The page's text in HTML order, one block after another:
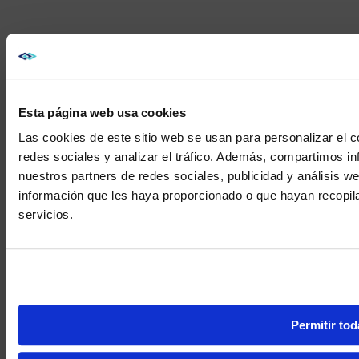
Esta página web usa cookies
Las cookies de este sitio web se usan para personalizar el
redes sociales y analizar el tráfico. Además, compartimos
nuestros partners de redes sociales, publicidad y análisis
información que les haya proporcionado o que hayan
servicios.
Permitir
We noticed
No, stay